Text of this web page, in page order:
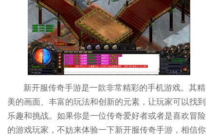
新开服传奇手游是一款非常精彩的手机游戏。其精
美的画面、丰富的玩法和创新的元素，让玩家可以找到
乐趣和挑战。如果你是一位传奇爱好者或者是喜欢冒险
的游戏玩家，不妨来体验一下新开服传奇手游，相信你